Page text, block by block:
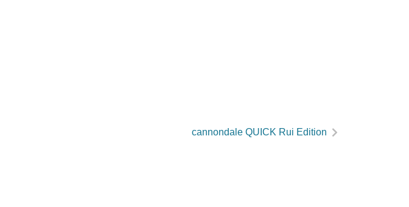
cannondale QUICK Rui Edition